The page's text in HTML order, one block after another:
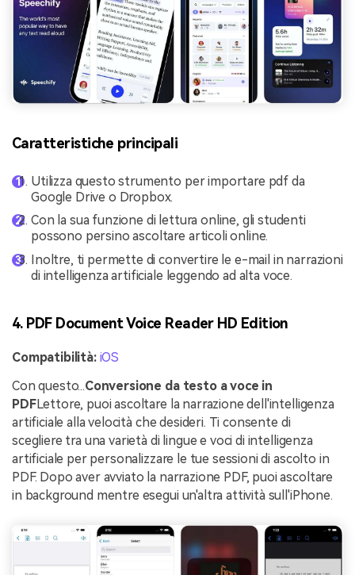
Caratteristiche principali
Utilizza questo strumento per importare pdf da
Google Drive o Dropbox.
Con la sua funzione di lettura online, gli studenti
possono persino ascoltare articoli online.
Inoltre, ti permette di convertire le e-mail in narrazioni
di intelligenza artificiale leggendo ad alta voce.
4. PDF Document Voice Reader HD Edition
Compatibilità: iOS
Con questo...Conversione da testo a voce in
PDFLettore, puoi ascoltare la narrazione dell'intelligenza
artificiale alla velocità che desideri. Ti consente di
scegliere tra una varietà di lingue e voci di intelligenza
artificiale per personalizzare le tue sessioni di ascolto in
PDF. Dopo aver avviato la narrazione PDF, puoi ascoltare
in background mentre esegui un'altra attività sull'iPhone.